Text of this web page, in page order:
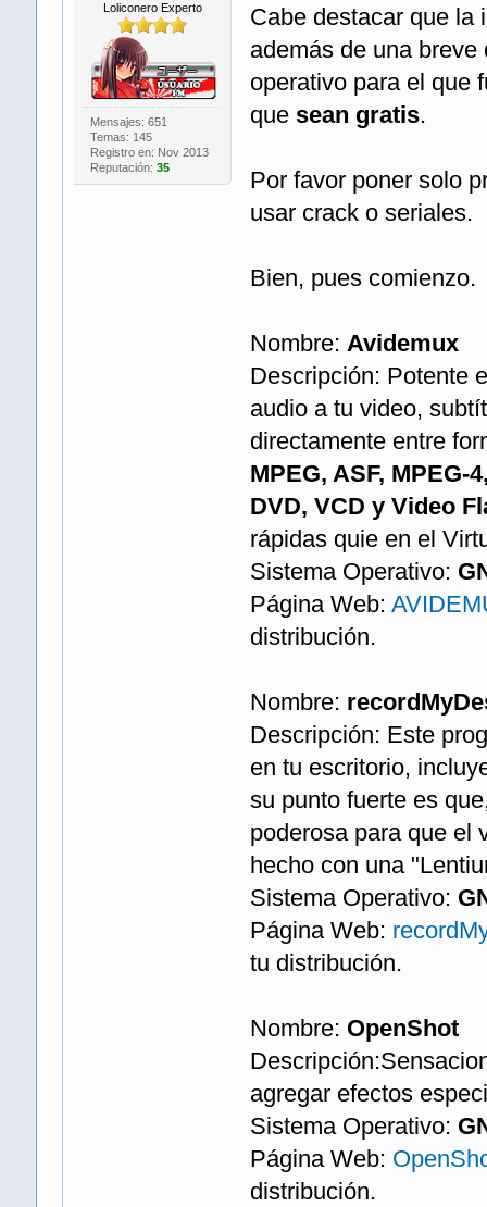
Loliconero Experto
Mensajes: 651
Temas: 145
Registro en: Nov 2013
Reputación: 35
Cabe destacar que la
además de una
operativo para el que
que sean gratis.
Por favor poner solo
usar crack o seriales.
Bien, pues comienzo.
Nombre: Avidemux
Descripción: Potente
audio a tu video,
directamente entre
MPEG, ASF, MPEG-
DVD, VCD y Video
rápidas quie en el
Sistema Operativo:
Página Web:
distribución.
Nombre:
Descripción: Este
en tu escritorio,
su punto fuerte es
poderosa para que el
hecho con una
Sistema Operativo:
Página Web:
tu distribución.
Nombre: OpenShot
agregar efectos
Sistema Operativo:
Página Web:
distribución.